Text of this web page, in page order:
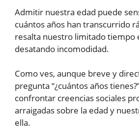
Admitir nuestra edad puede
cuántos años han transcurrido
resalta nuestro limitado tiempo
desatando incomodidad.
Como ves, aunque breve y
pregunta “¿cuántos años
confrontar creencias sociales
arraigadas sobre la edad y
ella.